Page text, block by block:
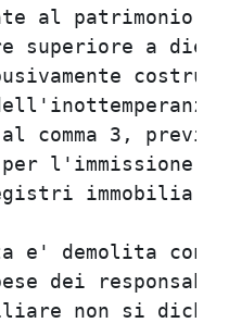
al
essere
utile
al
per
registri
e'
dei
non